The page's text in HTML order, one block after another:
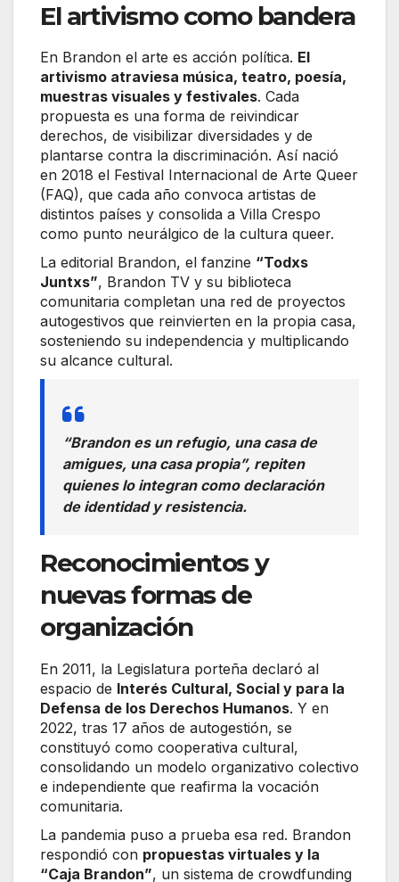
El artivismo como bandera
En Brandon el arte es acción política. El
artivismo atraviesa música, teatro, poesía,
muestras visuales y festivales. Cada
propuesta es una forma de reivindicar
derechos, de visibilizar diversidades y de
plantarse contra la discriminación. Así nació
en 2018 el Festival Internacional de Arte Queer
(FAQ), que cada año convoca artistas de
distintos países y consolida a Villa Crespo
como punto neurálgico de la cultura queer.
La editorial Brandon, el fanzine “Todxs
Juntxs”, Brandon TV y su biblioteca
comunitaria completan una red de proyectos
autogestivos que reinvierten en la propia casa,
sosteniendo su independencia y multiplicando
su alcance cultural.
“Brandon es un refugio, una casa de
amigues, una casa propia”, repiten
quienes lo integran como declaración
de identidad y resistencia.
Reconocimientos y
nuevas formas de
organización
En 2011, la Legislatura porteña declaró al
espacio de Interés Cultural, Social y para la
Defensa de los Derechos Humanos. Y en
2022, tras 17 años de autogestión, se
constituyó como cooperativa cultural,
consolidando un modelo organizativo colectivo
e independiente que reafirma la vocación
comunitaria.
La pandemia puso a prueba esa red. Brandon
respondió con propuestas virtuales y la
“Caja Brandon”, un sistema de crowdfunding